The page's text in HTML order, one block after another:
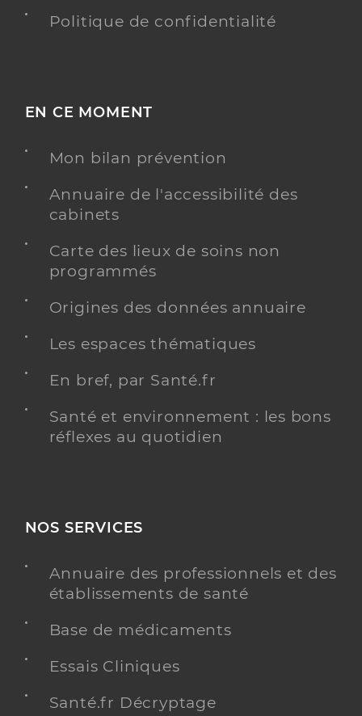
Politique de confidentialité
EN CE MOMENT
Mon bilan prévention
Annuaire de l'accessibilité des
cabinets
Carte des lieux de soins non
programmés
Origines des données annuaire
Les espaces thématiques
En bref, par Santé.fr
Santé et environnement : les bons
réflexes au quotidien
NOS SERVICES
Annuaire des professionnels et des
établissements de santé
Base de médicaments
Essais Cliniques
Santé.fr Décryptage